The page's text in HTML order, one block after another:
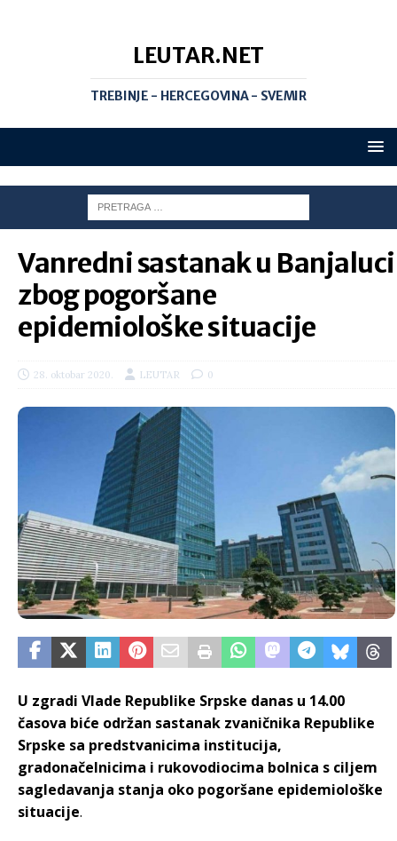
LEUTAR.NET
TREBINJE - HERCEGOVINA - SVEMIR
Vanredni sastanak u Banjaluci
zbog pogoršane
epidemiološke situacije
28. oktobar 2020. LEUTAR 0
U zgradi Vlade Republike Srpske danas u 14.00
časova biće održan sastanak zvaničnika Republike
Srpske sa predstvanicima institucija,
gradonačelnicima i rukovodiocima bolnica s ciljem
sagledavanja stanja oko pogoršane epidemiološke
situacije.